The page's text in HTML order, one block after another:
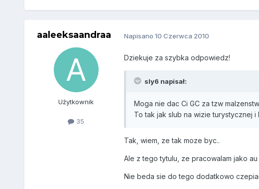
aaleeksaandraa
Użytkownik
35
Napisano 10 Czerwca 2010
Dziekuje za szybka odpowiedz!
sly6 napisał:
Moga nie dac Ci GC za tzw
To tak jak slub na wizie turystycznej i
Tak, wiem, ze tak moze byc..
Ale z tego tytulu, ze pracowalam jako
Nie beda sie do tego dodatkowo